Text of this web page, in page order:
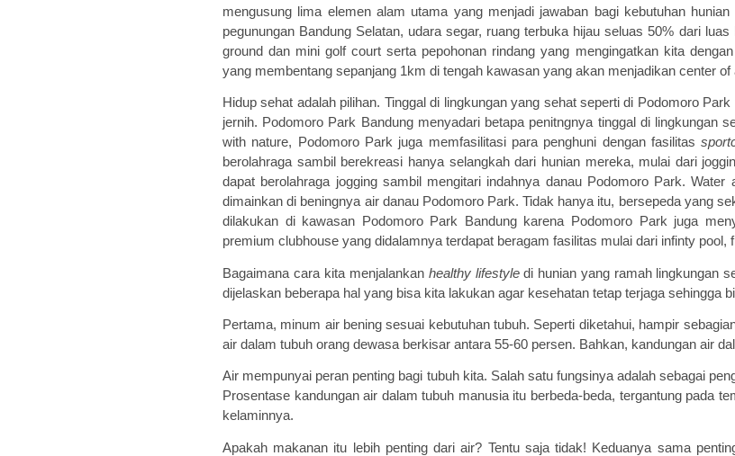
mengusung lima elemen alam utama yang menjadi jawaban bagi kebutuhan
pegunungan Bandung Selatan, udara segar, ruang terbuka hijau seluas 50% dari
ground dan mini golf court serta pepohonan rindang yang mengingatkan kita
yang membentang sepanjang 1km di tengah kawasan yang akan menjadikan center
Hidup sehat adalah pilihan. Tinggal di lingkungan yang sehat seperti di Podomoro
jernih. Podomoro Park Bandung menyadari betapa penitngnya tinggal di lingkungan
with nature, Podomoro Park juga memfasilitasi para penghuni dengan fasilitas
berolahraga sambil berekreasi hanya selangkah dari hunian mereka, mulai dari
dapat berolahraga jogging sambil mengitari indahnya danau Podomoro Park.
dimainkan di beningnya air danau Podomoro Park. Tidak hanya itu, bersepeda yang
dilakukan di kawasan Podomoro Park Bandung karena Podomoro Park juga
premium clubhouse yang didalamnya terdapat beragam fasilitas mulai dari infinty pool,
Bagaimana cara kita menjalankan healthy lifestyle di hunian yang ramah lingkungan
dijelaskan beberapa hal yang bisa kita lakukan agar kesehatan tetap terjaga sehingga
Pertama, minum air bening sesuai kebutuhan tubuh. Seperti diketahui, hampir
air dalam tubuh orang dewasa berkisar antara 55-60 persen. Bahkan, kandungan air
Air mempunyai peran penting bagi tubuh kita. Salah satu fungsinya adalahsebagai
Prosentase kandungan air dalamtubuh manusia itu berbeda-beda, tergantung pada
kelaminnya.
Apakah makanan itu lebih penting dari air? Tentu saja tidak! Keduanya sama